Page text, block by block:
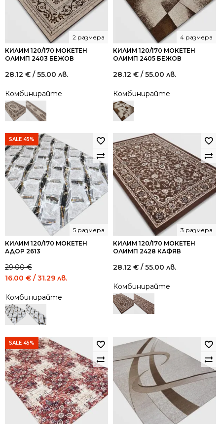
КИЛИМ 120/170 МОКЕТЕН
ОЛИМП 2403 БЕЖОВ
2 размера
28.12 € / 55.00 лв.
Комбинирайте
КИЛИМ 120/170 МОКЕТЕН
ОЛИМП 2405 БЕЖОВ
4 размера
28.12 € / 55.00 лв.
Комбинирайте
SALE 45%
КИЛИМ 120/170 МОКЕТЕН
АДОР 2613
5 размера
29.00€
Original
was:
29.00 €
/
лв..
16.00 € / 31.29 лв.
Комбинирайте
КИЛИМ 120/170 МОКЕТЕН
ОЛИМП 2428 КАФЯВ
3 размера
28.12 € / 55.00 лв.
Комбинирайте
SALE 45%